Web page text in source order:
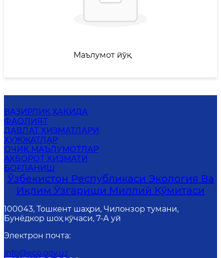
Маълумот йўқ
ВАЗИРЛИК ҲАҚИДА
ФАОЛИЯТ
ДАВЛАТ ХИЗМАТЛАРИ
ҲУЖЖАТЛАР
ОЧИҚ МАЪЛУМОТЛАР
АХБОРОТ ХИЗМАТИ
БОҒЛАНИШ
Ўзбекистон Республикаси Экология Ва
Иқлим Ўзгариши Миллий Қўмитаси
100043, Тошкент шаҳри, Чилонзор тумани,
Бунёдкор шоҳ кўчаси, 7-А уй
Электрон почта:
info@eco.gov.uz